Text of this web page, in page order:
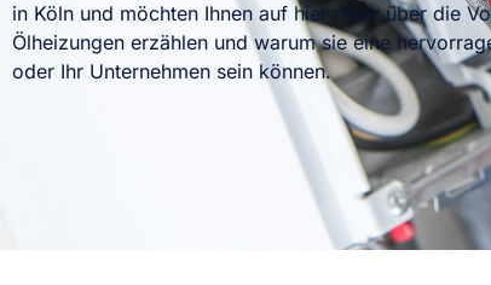
in Köln und möchten Ihnen auf hier mehr über die
Ölheizungen erzählen und warum sie eine
oder Ihr Unternehmen sein können.